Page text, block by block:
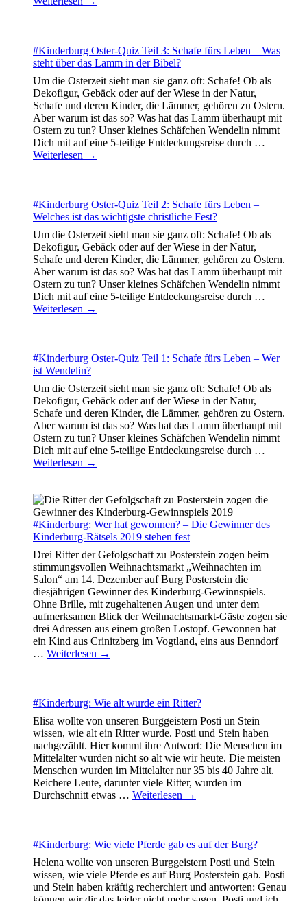
#Kinderburg Oster-Quiz Teil 3: Schafe fürs Leben – Was
steht über das Lamm in der Bibel?
Um die Osterzeit sieht man sie ganz oft: Schafe! Ob als
Dekofigur, Gebäck oder auf der Wiese in der Natur,
Schafe und deren Kinder, die Lämmer, gehören zu Ostern.
Aber warum ist das so? Was hat das Lamm überhaupt mit
Ostern zu tun? Unser kleines Schäfchen Wendelin nimmt
Dich mit auf eine 5-teilige Entdeckungsreise durch …
Weiterlesen →
#Kinderburg Oster-Quiz Teil 2: Schafe fürs Leben –
Welches ist das wichtigste christliche Fest?
Um die Osterzeit sieht man sie ganz oft: Schafe! Ob als
Dekofigur, Gebäck oder auf der Wiese in der Natur,
Schafe und deren Kinder, die Lämmer, gehören zu Ostern.
Aber warum ist das so? Was hat das Lamm überhaupt mit
Ostern zu tun? Unser kleines Schäfchen Wendelin nimmt
Dich mit auf eine 5-teilige Entdeckungsreise durch …
Weiterlesen →
#Kinderburg Oster-Quiz Teil 1: Schafe fürs Leben – Wer
ist Wendelin?
Um die Osterzeit sieht man sie ganz oft: Schafe! Ob als
Dekofigur, Gebäck oder auf der Wiese in der Natur,
Schafe und deren Kinder, die Lämmer, gehören zu Ostern.
Aber warum ist das so? Was hat das Lamm überhaupt mit
Ostern zu tun? Unser kleines Schäfchen Wendelin nimmt
Dich mit auf eine 5-teilige Entdeckungsreise durch …
Weiterlesen →
#Kinderburg: Wer hat gewonnen? – Die Gewinner des
Kinderburg-Rätsels 2019 stehen fest
Drei Ritter der Gefolgschaft zu Posterstein zogen beim
stimmungsvollen Weihnachtsmarkt „Weihnachten im
Salon“ am 14. Dezember auf Burg Posterstein die
diesjährigen Gewinner des Kinderburg-Gewinnspiels.
Ohne Brille, mit zugehaltenen Augen und unter dem
aufmerksamen Blick der Weihnachtsmarkt-Gäste zogen sie
drei Adressen aus einem großen Lostopf. Gewonnen hat
ein Kind aus Crinitzberg im Vogtland, eins aus Benndorf
… Weiterlesen →
#Kinderburg: Wie alt wurde ein Ritter?
Elisa wollte von unseren Burggeistern Posti un Stein
wissen, wie alt ein Ritter wurde. Posti und Stein haben
nachgezählt. Hier kommt ihre Antwort: Die Menschen im
Mittelalter wurden nicht so alt wie wir heute. Die meisten
Menschen wurden im Mittelalter nur 35 bis 40 Jahre alt.
Reichere Leute, darunter viele Ritter, wurden im
Durchschnitt etwas … Weiterlesen →
#Kinderburg: Wie viele Pferde gab es auf der Burg?
Helena wollte von unseren Burggeistern Posti und Stein
wissen, wie viele Pferde es auf Burg Posterstein gab. Posti
und Stein haben kräftig recherchiert und antworten: Genau